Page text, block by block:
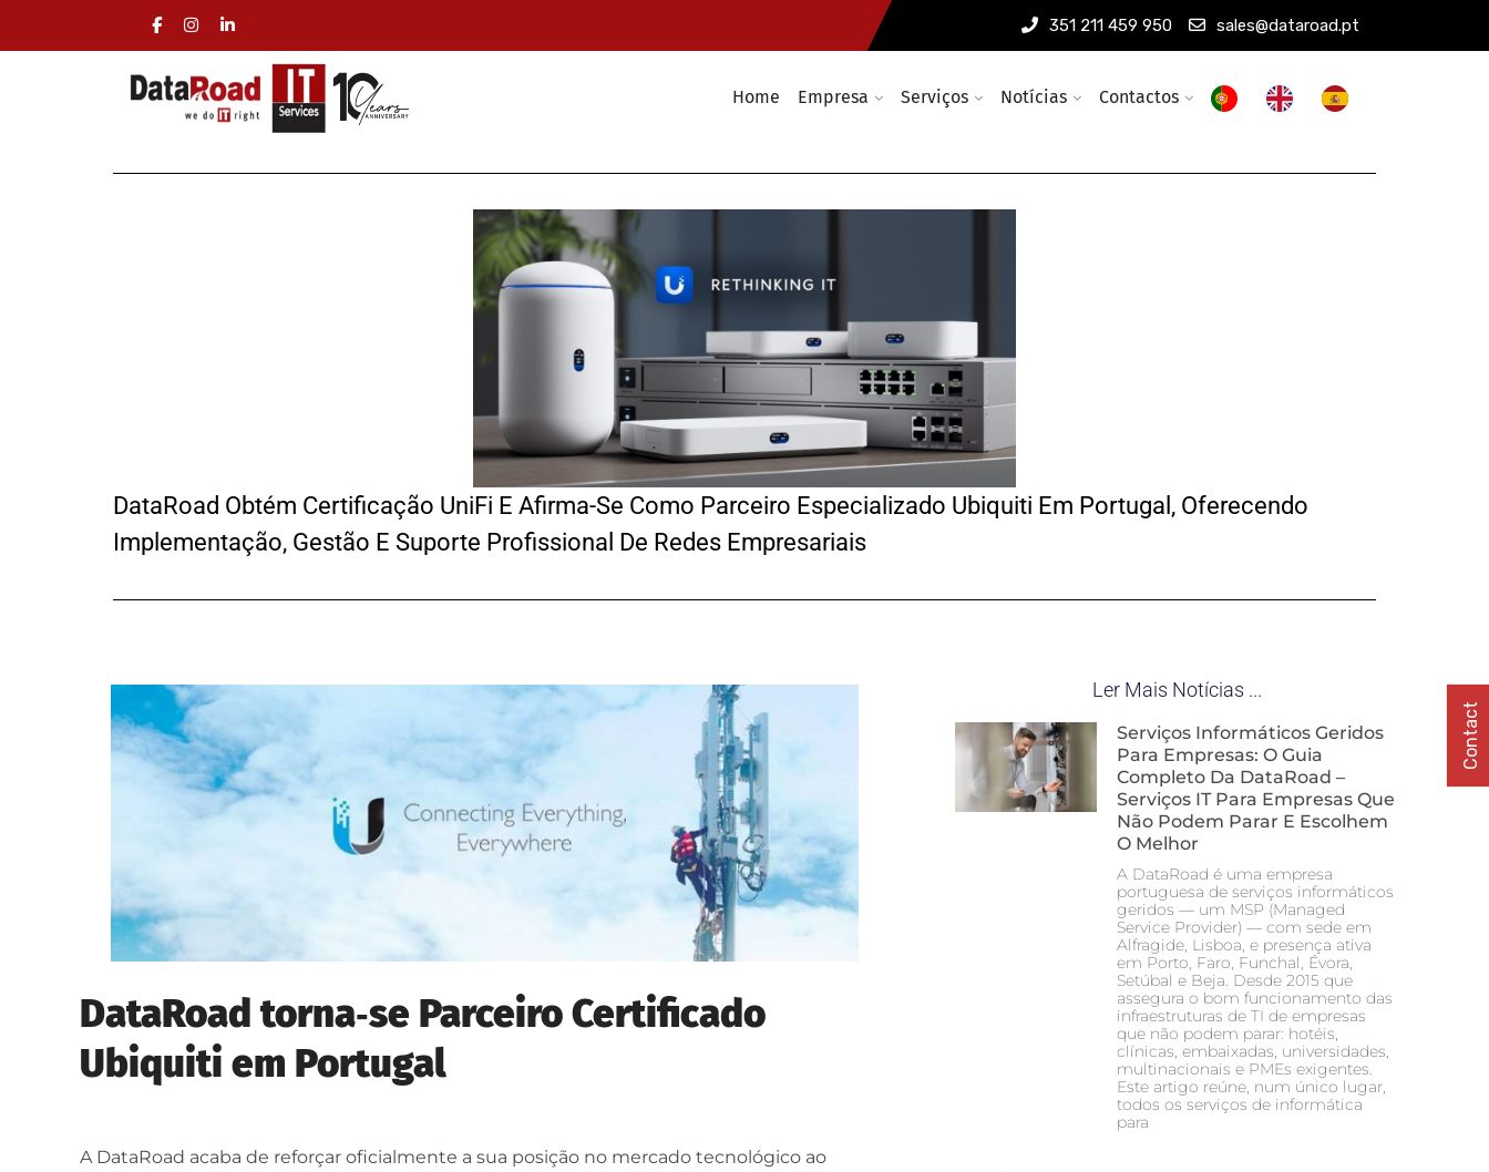
351 211 459 950 sales@dataroad.pt
Home Empresa Serviços Notícias Contactos
DataRoad Obtém Certificação UniFi E Afirma-Se Como Parceiro Especializado Ubiquiti Em Portugal, Oferecendo
Implementação, Gestão E Suporte Profissional De Redes Empresariais
DataRoad torna‑se Parceiro Certificado
Ubiquiti em Portugal
A DataRoad acaba de reforçar oficialmente a sua posição no mercado tecnológico ao
Ler Mais Notícias ...
Serviços Informáticos Geridos
Para Empresas: O Guia
Completo Da DataRoad –
Serviços IT Para Empresas Que
Não Podem Parar E Escolhem
O Melhor
A DataRoad é uma empresa
portuguesa de serviços informáticos
geridos — um MSP (Managed
Service Provider) — com sede em
Alfragide, Lisboa, e presença ativa
em Porto, Faro, Funchal, Évora,
Setúbal e Beja. Desde 2015 que
assegura o bom funcionamento das
infraestruturas de TI de empresas
que não podem parar: hotéis,
clínicas, embaixadas, universidades,
multinacionais e PMEs exigentes.
Este artigo reúne, num único lugar,
todos os serviços de informática
para
Contact